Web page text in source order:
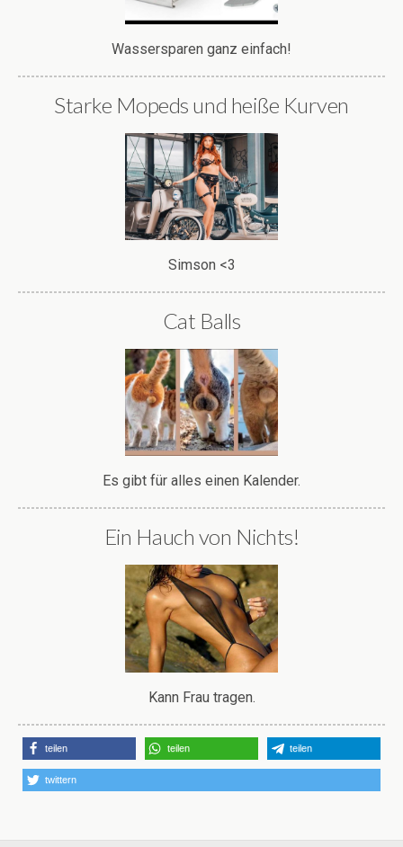
Wassersparen ganz einfach!
Starke Mopeds und heiße Kurven
Simson <3
Cat Balls
Es gibt für alles einen Kalender.
Ein Hauch von Nichts!
Kann Frau tragen.
teilen teilen teilen
twittern